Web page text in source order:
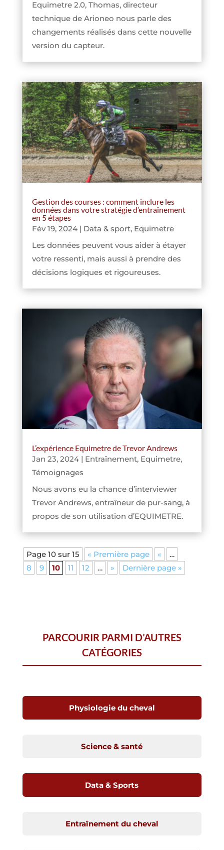
Equimetre 2.0, Thomas, directeur
technique de Arioneo nous parle des
changements réalisés dans cette nouvelle
version du capteur.
Gestion des courses : comment inclure les
données dans votre stratégie d’entraînement
en 5 étapes
Fév 19, 2024| Data & sport, Equimetre
Les données peuvent vous aider à étayer
votre ressenti, mais aussi à prendre des
décisions logiques et rigoureuses.
L’expérience Equimetre de Trevor Andrews
Jan 23, 2024| Entraînement, Equimetre,
Témoignages
Nous avons eu la chance d’interviewer
Trevor Andrews, entraîneur de pur-sang, à
propos de son utilisation d’EQUIMETRE.
Page 10 sur 15 « Première page «
…
8
9 10 11 12 … » Dernière page »
PARCOURIR PARMI D’AUTRES
CATÉGORIES
Physiologie du cheval
Science & santé
Data & Sports
Entraînement du cheval